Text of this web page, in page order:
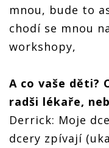
mnou, bude to
chodí se mnou
workshopy,
A co vaše děti?
radši lékaře,
Derrick: Moje
dcery zpívají